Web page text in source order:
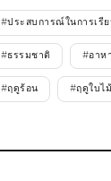
#ประสบการณ์ในการเรี
#ธรรมชาติ #อาห
#ฤดูร้อน #ฤดูใบไ